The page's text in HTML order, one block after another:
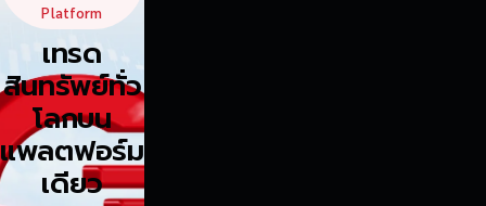
Platform
เทรด
สินทรัพย์ทั่ว
โลกบน
แพลตฟอร์ม
เดียว